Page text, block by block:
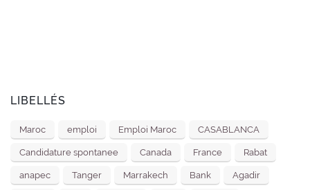
LIBELLÉS
Maroc emploi Emploi Maroc CASABLANCA
Candidature spontanee Canada France Rabat
anapec Tanger Marrakech Bank Agadir